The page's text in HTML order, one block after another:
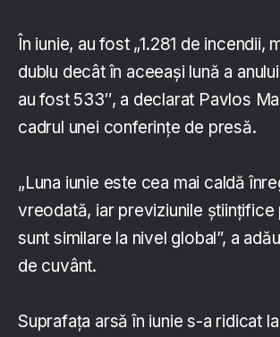
În iunie, au fost „1.281 de incendii,
dublu decât în aceeaşi lună a
au fost 533″, a declarat Pavlos
cadrul unei conferinţe de presă.
„Luna iunie este cea mai caldă
vreodată, iar previziunile ştiinţifice
sunt similare la nivel global”, a
de cuvânt.
Suprafaţa arsă în iunie s-a ridicat